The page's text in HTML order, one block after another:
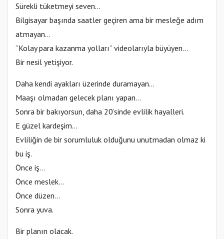
Sürekli tüketmeyi seven…
Bilgisayar başında saatler geçiren ama bir mesleğe adım
atmayan…
“Kolay para kazanma yolları” videolarıyla büyüyen…
Bir nesil yetişiyor.
Daha kendi ayakları üzerinde duramayan…
Maaşı olmadan gelecek planı yapan…
Sonra bir bakıyorsun, daha 20’sinde evlilik hayalleri.
E güzel kardeşim…
Evliliğin de bir sorumluluk olduğunu unutmadan olmaz ki
bu iş.
Önce iş…
Önce meslek…
Önce düzen…
Sonra yuva.
Bir planın olacak.